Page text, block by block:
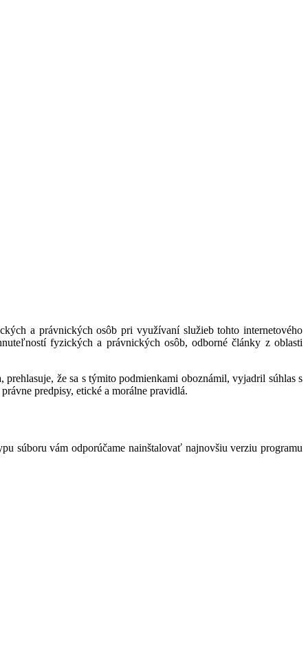
a právnických osôb pri využívaní služieb tohto internetového
fyzických a právnických osôb, odborné články z oblasti
že sa s týmito podmienkami oboznámil, vyjadril súhlas s
predpisy, etické a morálne pravidlá.
súboru vám odporúčame nainštalovať najnovšiu verziu programu